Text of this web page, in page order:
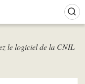
c
u
l
le logiciel de la CNIL
de connexion)